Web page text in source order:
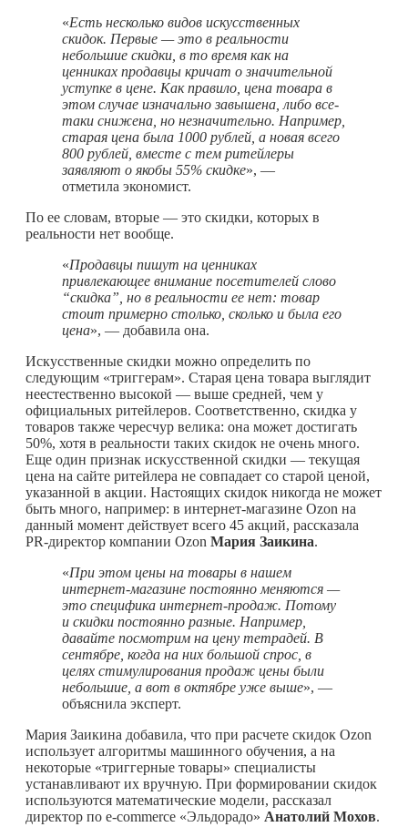
«Есть несколько видов искусственных
скидок. Первые — это в реальности
небольшие скидки, в то время как на
ценниках продавцы кричат о значительной
уступке в цене. Как правило, цена товара в
этом случае изначально завышена, либо все-
таки снижена, но незначительно. Например,
старая цена была 1000 рублей, а новая всего
800 рублей, вместе с тем ритейлеры
заявляют о якобы 55% скидке», —
отметила экономист.
По ее словам, вторые — это скидки, которых в
реальности нет вообще.
«Продавцы пишут на ценниках
привлекающее внимание посетителей слово
“скидка”, но в реальности ее нет: товар
стоит примерно столько, сколько и была его
цена», — добавила она.
Искусственные скидки можно определить по
следующим «триггерам». Старая цена товара выглядит
неестественно высокой — выше средней, чем у
официальных ритейлеров. Соответственно, скидка у
товаров также чересчур велика: она может достигать
50%, хотя в реальности таких скидок не очень много.
Еще один признак искусственной скидки — текущая
цена на сайте ритейлера не совпадает со старой ценой,
указанной в акции. Настоящих скидок никогда не может
быть много, например: в интернет-магазине Ozon на
данный момент действует всего 45 акций, рассказала
PR-директор компании Ozon Мария Заикина.
«При этом цены на товары в нашем
интернет-магазине постоянно меняются —
это специфика интернет-продаж. Потому
и скидки постоянно разные. Например,
давайте посмотрим на цену тетрадей. В
сентябре, когда на них большой спрос, в
целях стимулирования продаж цены были
небольшие, а вот в октябре уже выше», —
объяснила эксперт.
Мария Заикина добавила, что при расчете скидок Ozon
использует алгоритмы машинного обучения, а на
некоторые «триггерные товары» специалисты
устанавливают их вручную. При формировании скидок
используются математические модели, рассказал
директор по e-commerce «Эльдорадо» Анатолий Мохов.